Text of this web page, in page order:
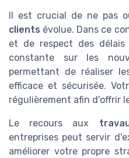
Il est crucial de ne pas
clients évolue. Dans ce
et de respect des
constante sur les
permettant de réaliser
efficace et sécurisée.
régulièrement afin d'offrir
Le recours aux
entreprises peut servir
améliorer votre propre